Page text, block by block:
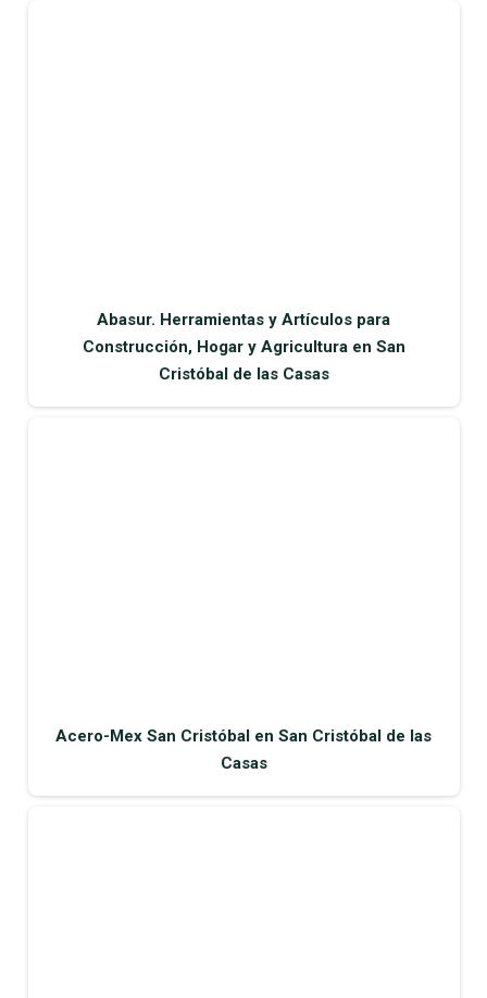
Abasur. Herramientas y Artículos para
Construcción, Hogar y Agricultura en San
Cristóbal de las Casas
Acero-Mex San Cristóbal en San Cristóbal de las
Casas